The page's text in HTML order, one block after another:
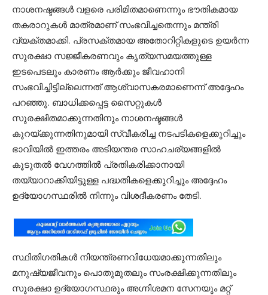
നാശനഷ്ടങ്ങൾ വളരെ പരിമിതമാണെന്നും ഭൗതികമായ
തകരാറുകൾ മാത്രമാണ് സംഭവിച്ചതെന്നും മന്ത്രി
വ്യക്തമാക്കി. പ്രസക്തമായ അതോറിറ്റികളുടെ ഉയർന്ന
സുരക്ഷാ സജ്ജീകരണവും കൃത്യസമയത്തുള്ള
ഇടപെടലും കാരണം ആർക്കും ജീവഹാനി
സംഭവിച്ചിട്ടില്ലെന്നത് ആശ്വാസകരമാണെന്ന് അദ്ദേഹം
പറഞ്ഞു. ബാധിക്കപ്പെട്ട സൈറ്റുകൾ
സുരക്ഷിതമാക്കുന്നതിനും നാശനഷ്ടങ്ങൾ
കുറയ്ക്കുന്നതിനുമായി സ്വീകരിച്ച നടപടികളെക്കുറിച്ചും
ഭാവിയിൽ ഇത്തരം അടിയന്തര സാഹചര്യങ്ങളിൽ
കൂടുതൽ വേഗത്തിൽ പ്രതികരിക്കാനായി
തയ്യാറാക്കിയിട്ടുള്ള പദ്ധതികളെക്കുറിച്ചും അദ്ദേഹം
ഉദ്യോഗസ്ഥരിൽ നിന്നും വിശദീകരണം തേടി.
സ്ഥിതിഗതികൾ നിയന്ത്രണവിധേയമാക്കുന്നതിലും
മനുഷ്യജീവനും പൊതുമുതലും സംരക്ഷിക്കുന്നതിലും
സുരക്ഷാ ഉദ്യോഗസ്ഥരും അഗ്നിശമന സേനയും മറ്റ്